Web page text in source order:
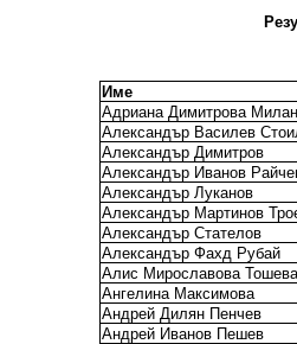
Име
Адриана Димитрова
Александър Василев
Александър Димитров
Александър Иванов
Александър Луканов
Александър Мартинов
Александър Стателов
Александър Фахд Рубай
Алис Мирославова Тошева
Ангелина Максимова
Андрей Дилян Пенчев
Андрей Иванов Пешев